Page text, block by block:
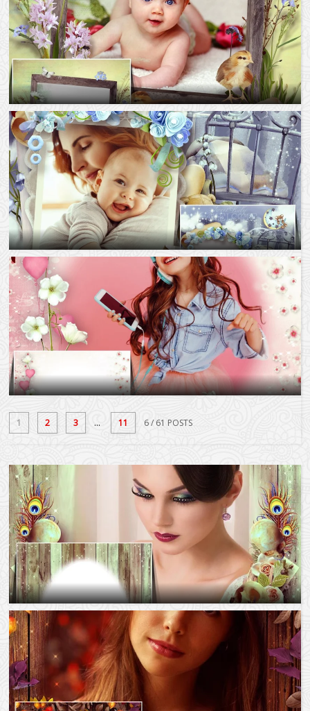
1 2 3 ... 11 6/ 61 POSTS